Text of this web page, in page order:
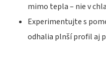
mimo tepla – nie v
Experimentujte s
odhalia plnší profil aj